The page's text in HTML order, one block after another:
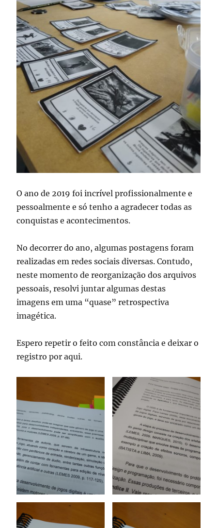
O ano de 2019 foi incrível profissionalmente e
pessoalmente e só tenho a agradecer todas as
conquistas e acontecimentos.
No decorrer do ano, algumas postagens foram
realizadas em redes sociais diversas. Contudo,
neste momento de reorganização dos arquivos
pessoais, resolvi juntar algumas destas
imagens em uma “quase” retrospectiva
imagética.
Espero repetir o feito com constância e deixar o
registro por aqui.